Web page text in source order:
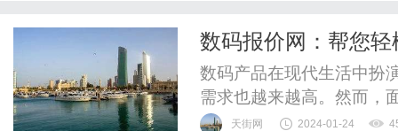
品，并通过简单的操作完
数码报价网：帮您
数码产品在现代生活中扮
需求也越来越高。然而，
具性价比的产品和最优惠
天街网 2024-01-24